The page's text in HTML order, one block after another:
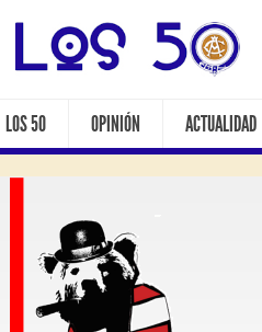
LOS 50 OPINIÓN ACTUALIDAD